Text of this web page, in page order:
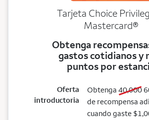
Tarjeta Choice
Mastercard®
Obtenga
gastos cotidianos y
puntos por
Oferta
introductoria
Obtenga40,000
de recompensa
cuando gaste